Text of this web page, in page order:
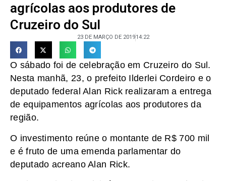
agrícolas aos produtores de
Cruzeiro do Sul
23 DE MARÇO DE 201914:22
O sábado foi de celebração em Cruzeiro do Sul.
Nesta manhã, 23, o prefeito Ilderlei Cordeiro e o
deputado federal Alan Rick realizaram a entrega
de equipamentos agrícolas aos produtores da
região.
O investimento reúne o montante de R$ 700 mil
e é fruto de uma emenda parlamentar do
deputado acreano Alan Rick.